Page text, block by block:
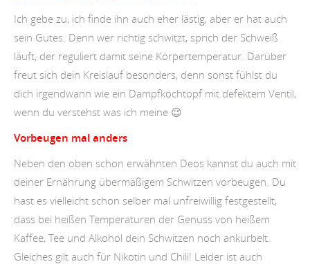
Ich gebe zu, ich finde ihn auch eher lästig, aber er hat auch
sein Gutes. Denn wer richtig schwitzt, sprich der Schweiß
läuft, der reguliert damit seine Körpertemperatur. Darüber
freut sich dein Kreislauf besonders, denn sonst fühlst du
dich irgendwann wie ein Dampfkochtopf mit defektem Ventil,
wenn du verstehst was ich meine 😉
Vorbeugen mal anders
Neben den oben schon erwähnten Deos kannst du auch mit
deiner Ernährung übermäßigem Schwitzen vorbeugen. Du
hast es vielleicht schon selber mal unfreiwillig festgestellt,
dass bei heißen Temperaturen der Genuss von heißem
Kaffee, Tee und Alkohol dein Schwitzen noch ankurbelt.
Gleiches gilt auch für Nikotin und Chili! Leider ist auch